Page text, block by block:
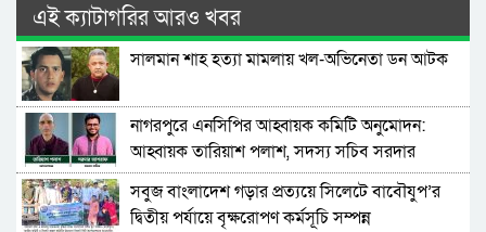
এই ক্যাটাগরির আরও খবর
সালমান শাহ হত্যা মামলায় খল-অভিনেতা ডন আটক
নাগরপুরে এনসিপির আহ্বায়ক কমিটি অনুমোদন:
আহ্বায়ক তারিয়াশ পলাশ, সদস্য সচিব সরদার
আশরাফ
সবুজ বাংলাদেশ গড়ার প্রত্যয়ে সিলেটে বাবৌযুপ’র
দ্বিতীয় পর্যায়ে বৃক্ষরোপণ কর্মসূচি সম্পন্ন